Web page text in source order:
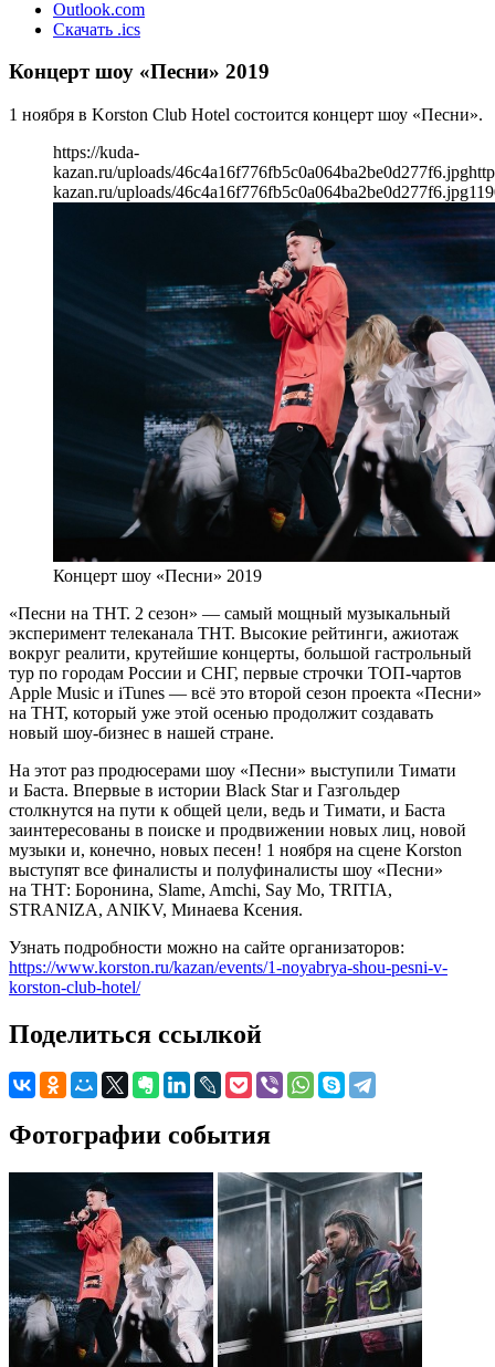
Outlook.com
Скачать .ics
Концерт шоу «Песни» 2019
1 ноября в Korston Club Hotel состоится концерт шоу «Песни».
https://kuda-
kazan.ru/uploads/46c4a16f776fb5c0a064ba2be0d277f6.jpg
kazan.ru/uploads/46c4a16f776fb5c0a064ba2be0d277f6.jpg
Концерт шоу «Песни» 2019
«Песни на ТНТ. 2 сезон» — самый мощный музыкальный
эксперимент телеканала ТНТ. Высокие рейтинги, ажиотаж
вокруг реалити, крутейшие концерты, большой гастрольный
тур по городам России и СНГ, первые строчки ТОП-чартов
Apple Music и iTunes — всё это второй сезон проекта «Песни»
на ТНТ, который уже этой осенью продолжит создавать
новый шоу-бизнес в нашей стране.
На этот раз продюсерами шоу «Песни» выступили Тимати
и Баста. Впервые в истории Black Star и Газгольдер
столкнутся на пути к общей цели, ведь и Тимати, и Баста
заинтересованы в поиске и продвижении новых лиц, новой
музыки и, конечно, новых песен! 1 ноября на сцене Korston
выступят все финалисты и полуфиналисты шоу «Песни»
на ТНТ: Боронина, Slame, Amchi, Say Mo, TRITIA,
STRANIZA, ANIKV, Минаева Ксения.
Узнать подробности можно на сайте организаторов:
https://www.korston.ru/kazan/events/1-noyabrya-shou-pesni-v-
korston-club-hotel/
Поделиться ссылкой
Фотографии события